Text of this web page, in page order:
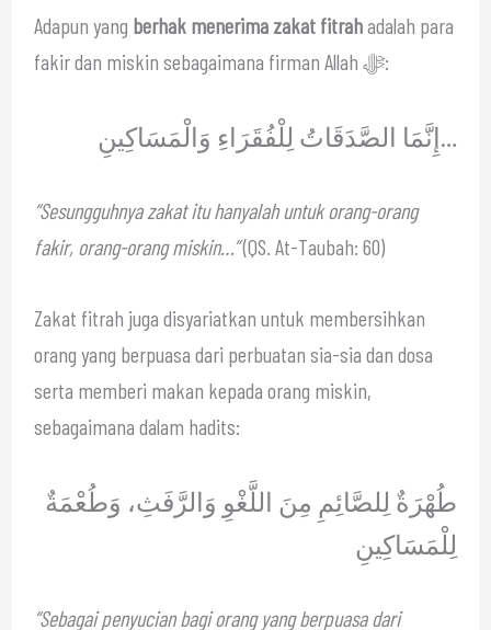
Adapun yang berhak menerima zakat fitrahadalah para
fakir dan miskin sebagaimana firman Allah ﷻ:
إِنَّمَا الصَّدَقَاتُ لِلْفُقَرَاءِ وَالْمَسَاكِينِ…
“Sesungguhnya zakat itu hanyalah untuk orang-orang
fakir, orang-orang miskin…”(QS. At-Taubah: 60)
Zakat fitrah juga disyariatkan untuk membersihkan
orang yang berpuasa dari perbuatan sia-sia dan dosa
serta memberi makan kepada orang miskin,
sebagaimana dalam hadits:
طُهْرَةٌ لِلصَّائِمِ مِنَ اللَّغْوِ وَالرَّفَثِ، وَطُعْمَةٌ
لِلْمَسَاكِينِ
“Sebagai penyucian bagi orang yang berpuasa dari